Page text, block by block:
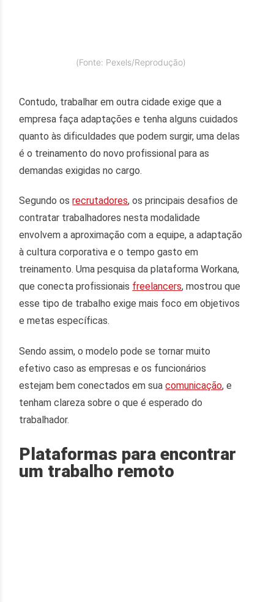
(Fonte: Pexels/Reprodução)
Contudo, trabalhar em outra cidade exige que a
empresa faça adaptações e tenha alguns cuidados
quanto às dificuldades que podem surgir, uma delas
é o treinamento do novo profissional para as
demandas exigidas no cargo.
Segundo osrecrutadores, os principais desafios de
contratar trabalhadores nesta modalidade
envolvem a aproximação com a equipe, a adaptação
à cultura corporativa e o tempo gasto em
treinamento. Uma pesquisa da plataforma Workana,
que conecta profissionais freelancers, mostrou que
esse tipo de trabalho exige mais foco em objetivos
e metas específicas.
Sendo assim, o modelo pode se tornar muito
efetivo caso as empresas e os funcionários
estejam bem conectados em suacomunicação, e
tenham clareza sobre o que é esperado do
trabalhador.
Plataformas para encontrar
um trabalho remoto